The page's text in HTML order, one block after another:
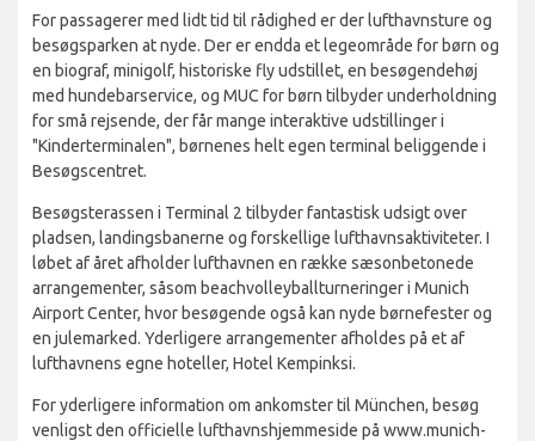
For passagerer med lidt tid til rådighed er der lufthavnsture og
besøgsparken at nyde. Der er endda et legeområde for børn og
en biograf, minigolf, historiske fly udstillet, en besøgendehøj
med hundebarservice, og MUC for børn tilbyder underholdning
for små rejsende, der får mange interaktive udstillinger i
"Kinderterminalen", børnenes helt egen terminal beliggende i
Besøgscentret.
Besøgsterassen i Terminal 2 tilbyder fantastisk udsigt over
pladsen, landingsbanerne og forskellige lufthavnsaktiviteter. I
løbet af året afholder lufthavnen en række sæsonbetonede
arrangementer, såsom beachvolleyballturneringer i Munich
Airport Center, hvor besøgende også kan nyde børnefester og
en julemarked. Yderligere arrangementer afholdes på et af
lufthavnens egne hoteller, Hotel Kempinksi.
For yderligere information om ankomster til München, besøg
venligst den officielle lufthavnshjemmeside på www.munich-